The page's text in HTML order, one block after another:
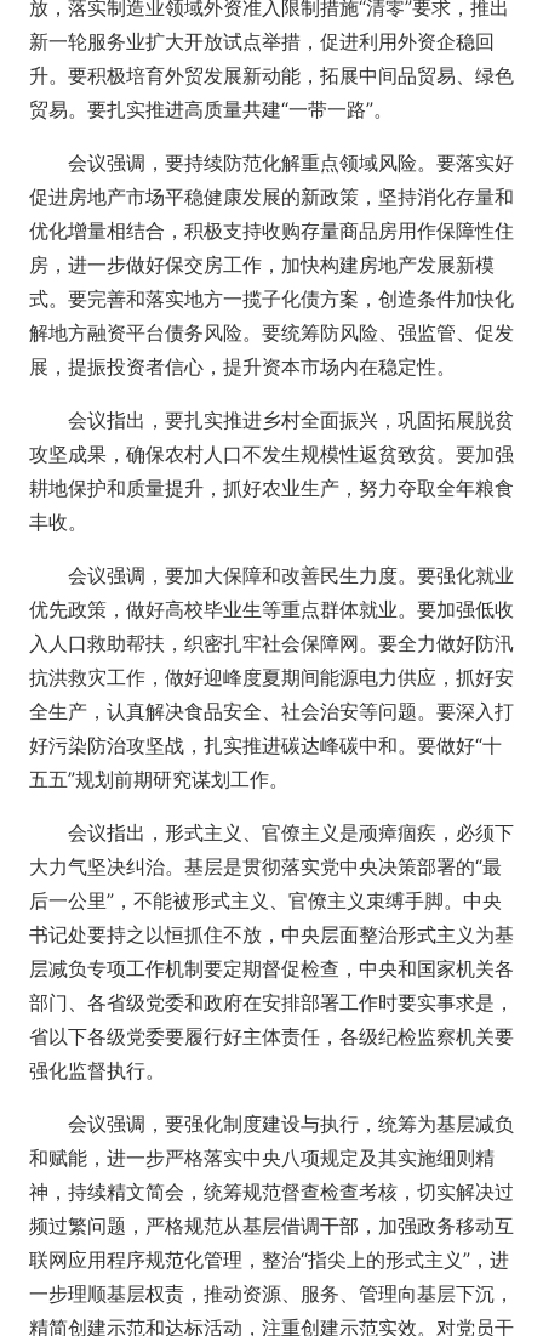
放，落实制造业领域外资准入限制措施“清零”要求，推出
新一轮服务业扩大开放试点举措，促进利用外资企稳回
升。要积极培育外贸发展新动能，拓展中间品贸易、绿色
贸易。要扎实推进高质量共建“一带一路”。
会议强调，要持续防范化解重点领域风险。要落实好
促进房地产市场平稳健康发展的新政策，坚持消化存量和
优化增量相结合，积极支持收购存量商品房用作保障性住
房，进一步做好保交房工作，加快构建房地产发展新模
式。要完善和落实地方一揽子化债方案，创造条件加快化
解地方融资平台债务风险。要统筹防风险、强监管、促发
展，提振投资者信心，提升资本市场内在稳定性。
会议指出，要扎实推进乡村全面振兴，巩固拓展脱贫
攻坚成果，确保农村人口不发生规模性返贫致贫。要加强
耕地保护和质量提升，抓好农业生产，努力夺取全年粮食
丰收。
会议强调，要加大保障和改善民生力度。要强化就业
优先政策，做好高校毕业生等重点群体就业。要加强低收
入人口救助帮扶，织密扎牢社会保障网。要全力做好防汛
抗洪救灾工作，做好迎峰度夏期间能源电力供应，抓好安
全生产，认真解决食品安全、社会治安等问题。要深入打
好污染防治攻坚战，扎实推进碳达峰碳中和。要做好“十
五五”规划前期研究谋划工作。
会议指出，形式主义、官僚主义是顽瘴痼疾，必须下
大力气坚决纠治。基层是贯彻落实党中央决策部署的“最
后一公里”，不能被形式主义、官僚主义束缚手脚。中央
书记处要持之以恒抓住不放，中央层面整治形式主义为基
层减负专项工作机制要定期督促检查，中央和国家机关各
部门、各省级党委和政府在安排部署工作时要实事求是，
省以下各级党委要履行好主体责任，各级纪检监察机关要
强化监督执行。
会议强调，要强化制度建设与执行，统筹为基层减负
和赋能，进一步严格落实中央八项规定及其实施细则精
神，持续精文简会，统筹规范督查检查考核，切实解决过
频过繁问题，严格规范从基层借调干部，加强政务移动互
联网应用程序规范化管理，整治“指尖上的形式主义”，进
一步理顺基层权责，推动资源、服务、管理向基层下沉，
精简创建示范和达标活动，注重创建示范实效。对党员干